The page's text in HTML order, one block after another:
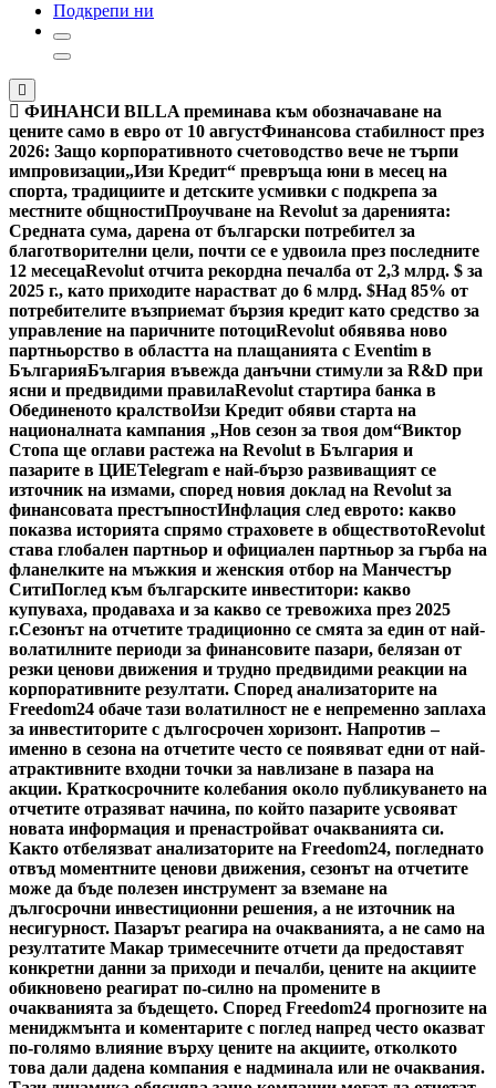
Подкрепи ни
ФИНАНСИ BILLA преминава към обозначаване на
цените само в евро от 10 августФинансова стабилност през
2026: Защо корпоративното счетоводство вече не търпи
импровизации„Изи Кредит“ превръща юни в месец на
спорта, традициите и детските усмивки с подкрепа за
местните общностиПроучване на Revolut за даренията:
Средната сума, дарена от български потребител за
благотворителни цели, почти се е удвоила през последните
12 месецаRevolut отчита рекордна печалба от 2,3 млрд. $ за
2025 г., като приходите нарастват до 6 млрд. $Над 85% от
потребителите възприемат бързия кредит като средство за
управление на паричните потоциRevolut обявява ново
партньорство в областта на плащанията с Eventim в
БългарияБългария въвежда данъчни стимули за R&D при
ясни и предвидими правилаRevolut стартира банка в
Обединеното кралствоИзи Кредит обяви старта на
националната кампания „Нов сезон за твоя дом“Виктор
Стопа ще оглави растежа на Revolut в България и
пазарите в ЦИЕTelegram е най-бързо развиващият се
източник на измами, според новия доклад на Revolut за
финансовата престъпностИнфлация след еврото: какво
показва историята спрямо страховете в обществотоRevolut
става глобален партньор и официален партньор за гърба на
фланелките на мъжкия и женския отбор на Манчестър
СитиПоглед към българските инвеститори: какво
купуваха, продаваха и за какво се тревожиха през 2025
г.Сезонът на отчетите традиционно се смята за един от най-
волатилните периоди за финансовите пазари, белязан от
резки ценови движения и трудно предвидими реакции на
корпоративните резултати. Според анализаторите на
Freedom24 обаче тази волатилност не е непременно заплаха
за инвеститорите с дългосрочен хоризонт. Напротив –
именно в сезона на отчетите често се появяват едни от най-
атрактивните входни точки за навлизане в пазара на
акции. Краткосрочните колебания около публикуването на
отчетите отразяват начина, по който пазарите усвояват
новата информация и пренастройват очакванията си.
Както отбелязват анализаторите на Freedom24, погледнато
отвъд моментните ценови движения, сезонът на отчетите
може да бъде полезен инструмент за вземане на
дългосрочни инвестиционни решения, а не източник на
несигурност. Пазарът реагира на очакванията, а не само на
резултатите Макар тримесечните отчети да предоставят
конкретни данни за приходи и печалби, цените на акциите
обикновено реагират по-силно на промените в
очакванията за бъдещето. Според Freedom24 прогнозите на
мениджмънта и коментарите с поглед напред често оказват
по-голямо влияние върху цените на акциите, отколкото
това дали дадена компания е надминала или не очаквания.